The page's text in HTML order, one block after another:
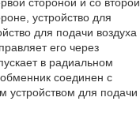
устройство для
для подачи воздуха
его через
в радиальном
соединен с
для подачи